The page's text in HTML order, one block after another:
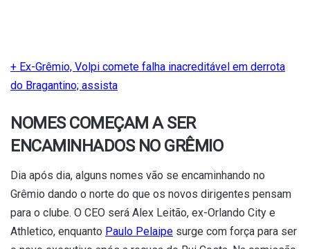
+ Ex-Grêmio, Volpi comete falha inacreditável em derrota
do Bragantino; assista
NOMES COMEÇAM A SER
ENCAMINHADOS NO GRÊMIO
Dia após dia, alguns nomes vão se encaminhando no
Grêmio dando o norte do que os novos dirigentes pensam
para o clube. O CEO será Alex Leitão, ex-Orlando City e
Athletico, enquanto Paulo Pelaipe surge com força para ser